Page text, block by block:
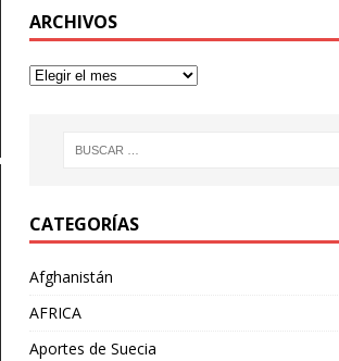
ARCHIVOS
CATEGORÍAS
Afghanistán
AFRICA
Aportes de Suecia